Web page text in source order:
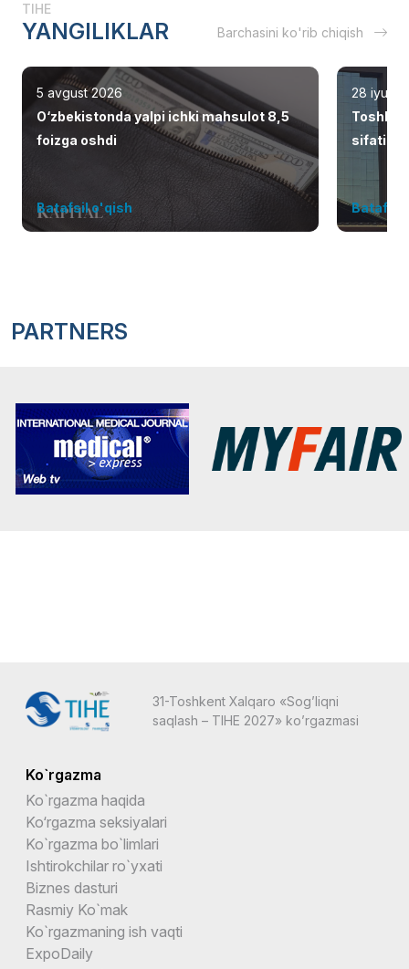
TIHE
YANGILIKLAR Barchasini ko'rib chiqish
5 avgust 2026
O‘zbekistonda yalpi ichki mahsulot 8,5
foizga oshdi
Batafsil o'qish
28 iyul
Batafsil
PARTNERS
31-Toshkent Xalqaro «Sog’liqni
saqlash – TIHE 2027» ko’rgazmasi
Ko`rgazma
Ko`rgazma haqida
Ko‘rgazma seksiyalari
Ko`rgazma bo`limlari
Ishtirokchilar ro`yxati
Biznes dasturi
Rasmiy Ko`mak
Ko`rgazmaning ish vaqti
ExpoDaily